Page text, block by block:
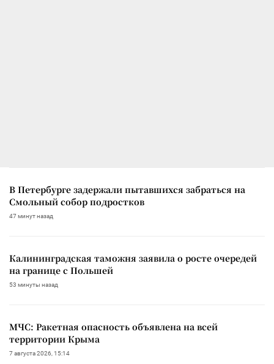
В Петербурге задержали пытавшихся забраться на
Смольный собор подростков
47 минут назад
Калининградская таможня заявила о росте очередей
на границе с Польшей
53 минуты назад
МЧС: Ракетная опасность объявлена на всей
территории Крыма
7 августа 2026, 15:14